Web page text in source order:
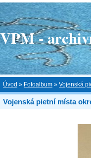
-
Úvod » Fotoalbum » Vojenská
Vojenská pietní místa